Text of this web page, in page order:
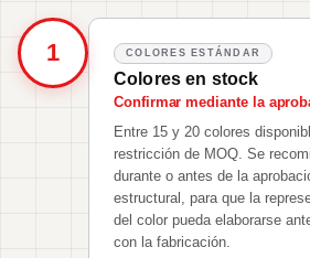
1 COLORES ESTÁNDAR
Colores en stock
Confirmar mediante la
Entre 15 y 20 colores
restricción de MOQ. Se
durante o antes de la
estructural, para que la
del color pueda elaborarse
con la fabricación.